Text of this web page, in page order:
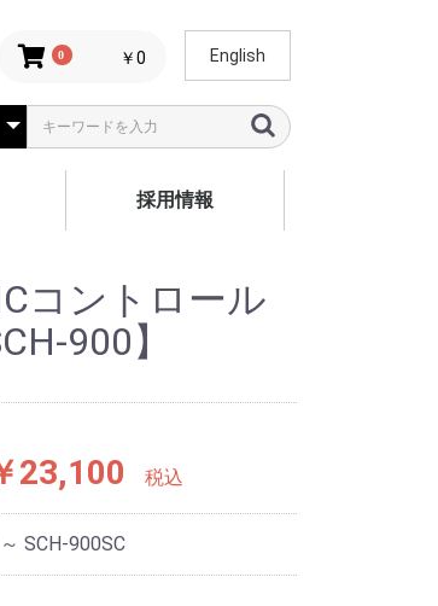
0 ￥0 English
採用情報
コントロール
900】
23,100 税込
SCH-900SC